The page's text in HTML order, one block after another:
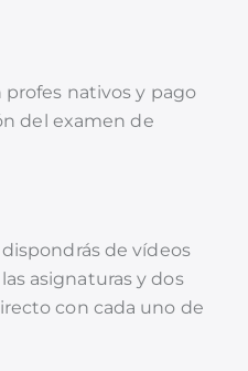
profes nativos y pago
del examen de
de vídeos
asignaturas y dos
con cada uno de